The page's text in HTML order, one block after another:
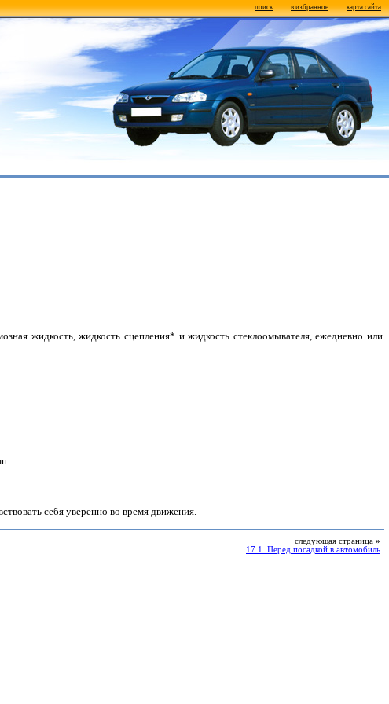
поиск в избранное карта сайта
жидкость, жидкость сцепления* и жидкость стеклоомывателя, ежедневно или
себя уверенно во время движения.
следующая страница »
17.1. Перед посадкой в автомобиль